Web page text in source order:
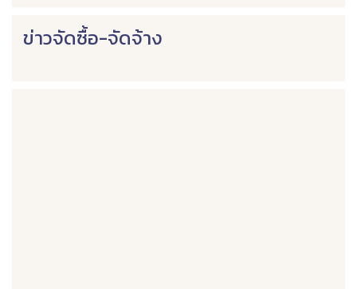
ข่าวจัดซื้อ-จัดจ้าง